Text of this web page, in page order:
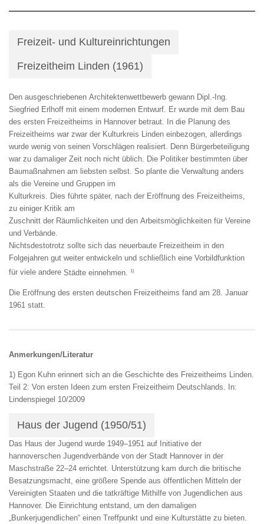
Freizeit- und Kultureinrichtungen
Freizeitheim Linden (1961)
Den ausgeschriebenen Architektenwettbewerb gewann Dipl.-Ing.
Siegfried Erlhoff mit einem modernen Entwurf. Er wurde mit dem Bau
des ersten Freizeitheims in Hannover betraut. In die Planung des
Freizeitheims war zwar der Kulturkreis Linden einbezogen, allerdings
wurde wenig von seinen Vorschlägen realisiert. Denn Bürgerbeteiligung
war zu dama liger Zeit noch nicht üblich. Die Politiker bestimmten über
Baumaßnahmen am liebsten selbst. So plante die Verwaltung anders
als die Vereine und Gruppen im
Kulturkreis. Dies führte später, nach der Eröffnung des Freizeitheims,
zu einiger Kritik am
Zuschnitt der Räumlichkeiten und den Arbeitsmöglichkeiten für Vereine
und Verbände.
Nichtsdestotrotz sollte sich das neuerbaute Freizeitheim in den
Folgejahren gut weiter entwickeln und schließlich eine Vorbildfunktion
für viele andere Städte einnehmen. 1)
Die Eröffnung des ersten deutschen Freizeitheims fand am 28. Januar
1961 statt.
Anmerkungen/Literatur
1) Egon Kuhn erinnert sich an die Geschichte des Freizeitheims Linden
Teil 2: Von ersten Ideen zum ersten Freizeitheim Deutschlands. In:
Lindenspiegel 10/2009
Haus der Jugend (1950/51)
Das Haus der Jugend wurde 1949–1951 auf Initiative der
hannoverschen Jugendverbände von der Stadt Hannover in der
Maschstraße 22–24 errichtet. Unterstützung kam durch die britische
Besatzungsmacht, eine größere Spende aus öffentlichen Mitteln der
Vereinigten Staaten und die tatkräftige Mithilfe von Jugendlichen aus
Hannover. Die Einrichtung entstand, um den damaligen
„Bunkerjugendlichen“ einen Treffpunkt und eine Kulturstätte zu bieten.